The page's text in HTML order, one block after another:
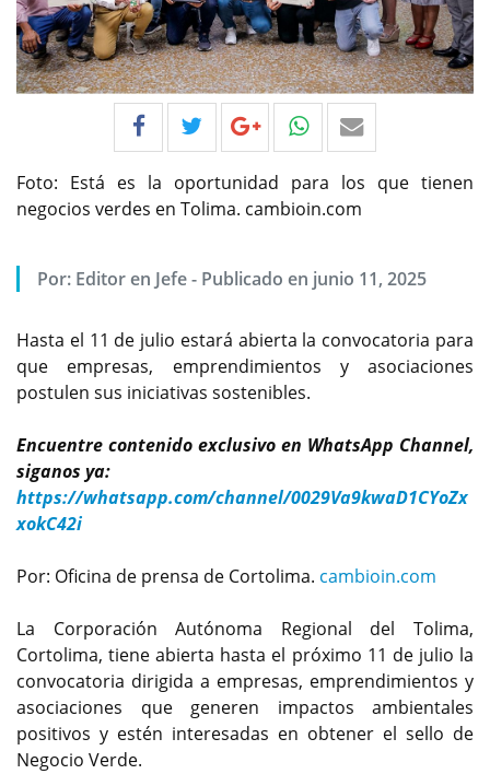
Foto: Está es la oportunidad para los que tienen
negocios verdes en Tolima. cambioin.com
Por: Editor en Jefe- Publicado en junio 11, 2025
Hasta el 11 de julio estará abierta la convocatoria para
que empresas, emprendimientos y asociaciones
postulen sus iniciativas sostenibles.
Encuentre contenido exclusivo en WhatsApp Channel,
siganos ya:
https://whatsapp.com/channel/0029Va9kwaD1CYoZx
xokC42i
Por: Oficina de prensa de Cortolima. cambioin.com
La Corporación Autónoma Regional del Tolima,
Cortolima, tiene abierta hasta el próximo 11 de julio la
convocatoria dirigida a empresas, emprendimientos y
asociaciones que generen impactos ambientales
positivos y estén interesadas en obtener el sello de
Negocio Verde.